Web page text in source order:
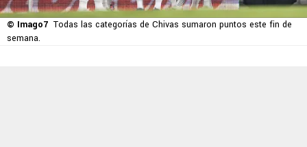
© Imago7 Todas las categorías de Chivas sumaron puntos este fin de
semana.